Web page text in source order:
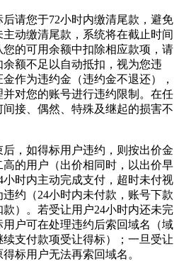
请您于72小时内缴清尾款，避免
动缴清尾款，系统将在截止时间
的可用余额中扣除相应款项，请
额不足以自动抵扣，视为您违
作为违约金（违约金不退还），
对您的账号进行违约限制。在任
接、偶然、特殊及继起的损害不
，如得标用户违约，则按出价金
的用户（出价相同时，以出价早
时内主动完成支付，超时未付视
约（24小时内未付款，账号下款
）。若受让用户24小时内还未完
户可在处理违约后索回域名（域
支付款项受让得标）；一旦受让
标用户无法再索回域名。